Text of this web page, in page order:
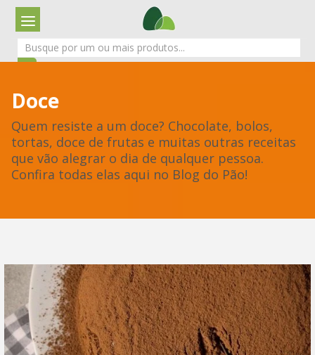
Doce
Quem resiste a um doce? Chocolate, bolos,
tortas, doce de frutas e muitas outras receitas
que vão alegrar o dia de qualquer pessoa.
Confira todas elas aqui no Blog do Pão!